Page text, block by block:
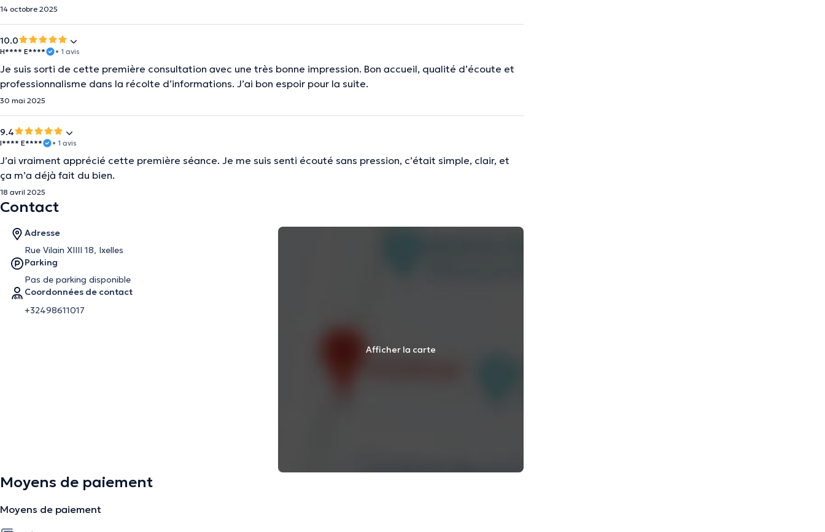
14 octobre 2025
10.0
H**** E**** • 1 avis
Je suis sorti de cette première consultation avec une très bonne impression. Bon accueil, qualité d’écoute et
professionnalisme dans la récolte d’informations. J’ai bon espoir pour la suite.
30 mai 2025
9.4
I**** E**** • 1 avis
J’ai vraiment apprécié cette première séance. Je me suis senti écouté sans pression, c’était simple, clair, et
ça m’a déjà fait du bien.
18 avril 2025
Contact
Adresse
Rue Vilain XIIII 18, Ixelles
Parking
Pas de parking disponible
Coordonnées de contact
+32498611017
Afficher la carte
Moyens de paiement
Moyens de paiement